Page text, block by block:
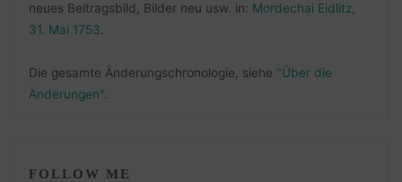
neues Beitragsbild, Bilder neu usw. in: Mordechai Eidlitz,
31. Mai 1753
Die gesamte Änderungschronologie, siehe "Über die
Änderungen".
FOLLOW ME